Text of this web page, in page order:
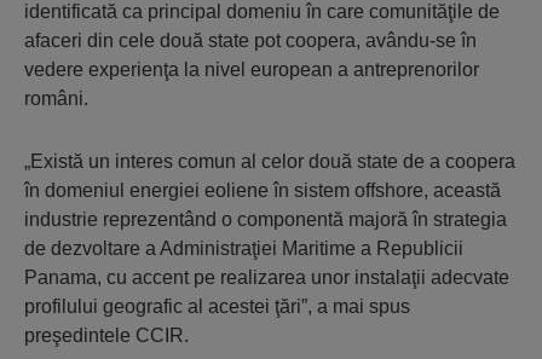
identificată ca principal domeniu în care comunităţile de
afaceri din cele două state pot coopera, avându-se în
vedere experienţa la nivel european a antreprenorilor
români.
„Există un interes comun al celor două state de a coopera
în domeniul energiei eoliene în sistem offshore, această
industrie reprezentând o componentă majoră în strategia
de dezvoltare a Administraţiei Maritime a Republicii
Panama, cu accent pe realizarea unor instalaţii adecvate
profilului geografic al acestei ţări”, a mai spus
preşedintele CCIR.